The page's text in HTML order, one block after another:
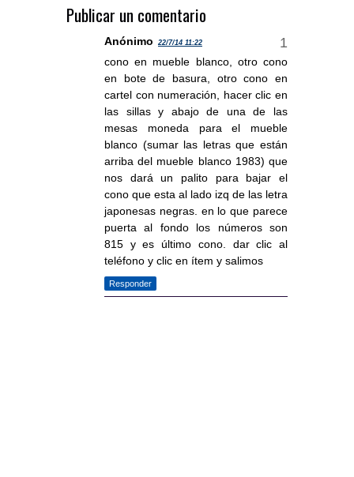
Publicar un comentario
Anónimo 22/7/14 11:22
cono en mueble blanco, otro cono
en bote de basura, otro cono en
cartel con numeración, hacer clic en
las sillas y abajo de una de las
mesas moneda para el mueble
blanco (sumar las letras que están
arriba del mueble blanco 1983) que
nos dará un palito para bajar el
cono que esta al lado izq de las letra
japonesas negras. en lo que parece
puerta al fondo los números son
815 y es último cono. dar clic al
teléfono y clic en ítem y salimos
Responder